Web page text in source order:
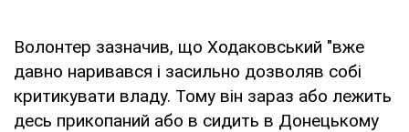
Волонтер зазначив, що Ходаковський "вже
давно наривався і засильно дозволяв собі
критикувати владу. Тому він зараз або лежить
десь прикопаний або в сидить в Донецькому